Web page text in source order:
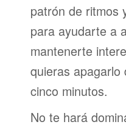
patrón de ritmos
para ayudarte a
mantenerte
quieras apagarlo
cinco minutos.
No te hará